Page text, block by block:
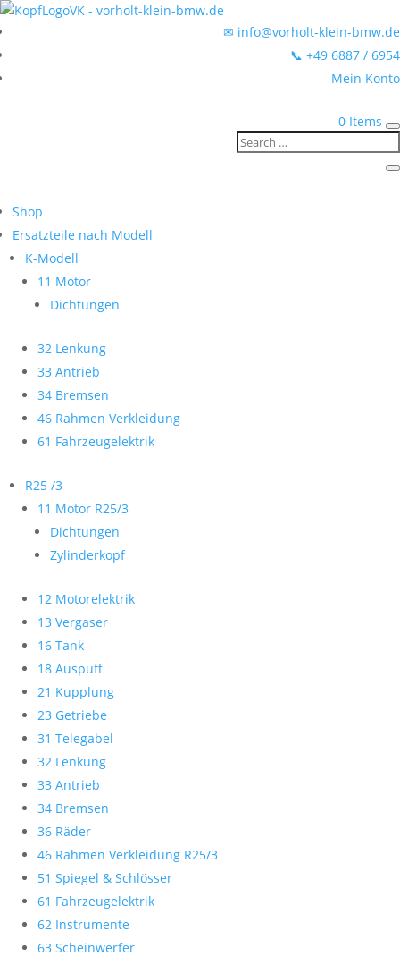
✉ info@vorholt-klein-bmw.de
📞 +49 6887 / 6954
Mein Konto
0 Items
Shop
Ersatzteile nach Modell
K-Modell
11 Motor
Dichtungen
32 Lenkung
33 Antrieb
34 Bremsen
46 Rahmen Verkleidung
61 Fahrzeugelektrik
R25 /3
11 Motor R25/3
Dichtungen
Zylinderkopf
12 Motorelektrik
13 Vergaser
16 Tank
18 Auspuff
21 Kupplung
23 Getriebe
31 Telegabel
32 Lenkung
33 Antrieb
34 Bremsen
36 Räder
46 Rahmen Verkleidung R25/3
51 Spiegel & Schlösser
61 Fahrzeugelektrik
62 Instrumente
63 Scheinwerfer